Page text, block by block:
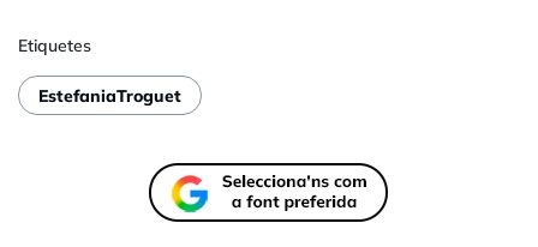
Etiquetes
EstefaniaTroguet